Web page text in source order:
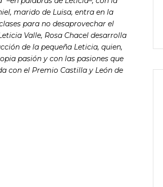
marido de Luisa, entra en la
para no desaprovechar el
Valle, Rosa Chacel desarrolla
de la pequeña Leticia, quien,
pasión y con las pasiones que
con el Premio Castilla y León de